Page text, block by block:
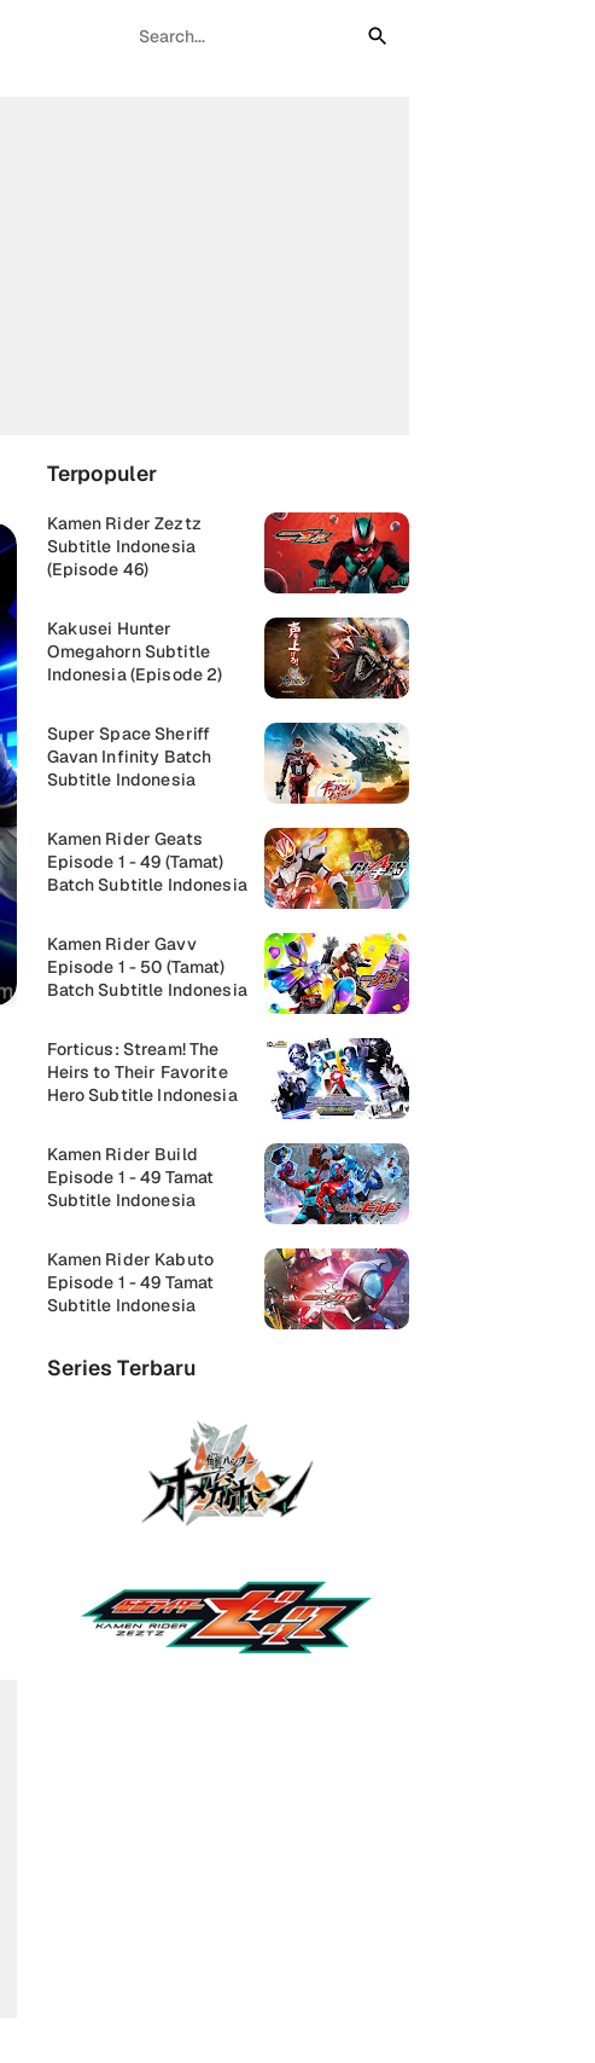
Terpopuler
Kamen Rider Zeztz
Subtitle Indonesia
(Episode 46)
Kakusei Hunter
Omegahorn Subtitle
Indonesia (Episode 2)
Super Space Sheriff
Gavan Infinity Batch
Subtitle Indonesia
Kamen Rider Geats
Episode 1 - 49 (Tamat)
Batch Subtitle Indonesia
Kamen Rider Gavv
Episode 1 - 50 (Tamat)
Batch Subtitle Indonesia
Forticus: Stream! The
Heirs to Their Favorite
Hero Subtitle Indonesia
Kamen Rider Build
Episode 1 - 49 Tamat
Subtitle Indonesia
Kamen Rider Kabuto
Episode 1 - 49 Tamat
Subtitle Indonesia
Series Terbaru